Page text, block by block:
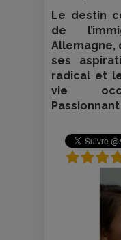
Le destin
de
Allemagne,
ses
radical et
vie